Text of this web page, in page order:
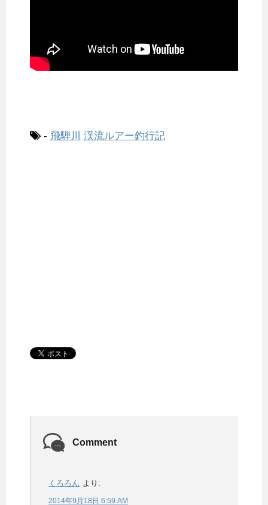
- 飛騨川 渓流ルアー釣行記
Comment
くろろん より:
2014年9月18日 6:59 AM